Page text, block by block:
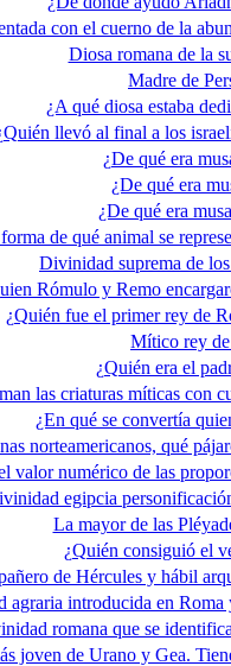
con el cuerno de la
Diosa romana de la
Madre de
¿A qué diosa estaba
llevó al final a los
¿De qué era
¿De qué era
¿De qué era
de qué animal se
Divinidad suprema de
Rómulo y Remo
¿Quién fue el primer rey de
Mítico rey
¿Quién era el
las criaturas míticas con
¿En qué se convertía
norteamericanos, qué
valor numérico de las
egipcia
La mayor de las
¿Quién consiguió el
de Hércules y hábil
agraria introducida en
romana que se
joven de Urano y Gea.